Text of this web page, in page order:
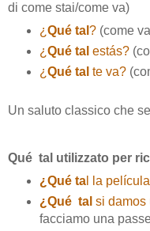
di come stai/come va)
¿ Qué tal ?(come
¿ Qué tal estás?
¿ Qué tal te va?
Un saluto classico che
Qué tal utilizzato per
¿Qué tal la
¿Qué tal si damos
facciamo una